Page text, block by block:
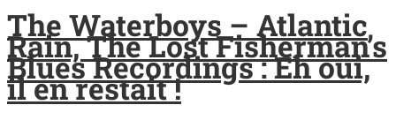
The Waterboys – Atlantic
Rain, The Lost Fisherman’s
Blues Recordings : Eh oui,
il en restait !